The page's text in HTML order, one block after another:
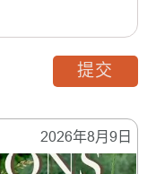
2026年8月9日
提交